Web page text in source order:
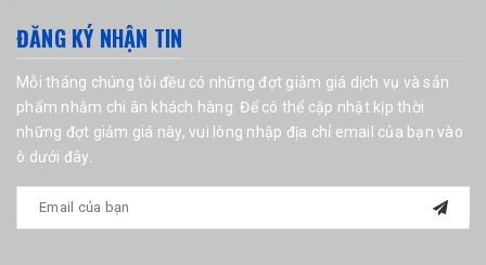
ĐĂNG KÝ NHẬN TIN
Mỗi tháng chúng tôi đều có những đợt giảm giá dịch vụ và sản
phẩm nhằm chi ân khách hàng. Để có thể cập nhật kịp thời
những đợt giảm giá này, vui lòng nhập địa chỉ email của bạn vào
ô dưới đây.